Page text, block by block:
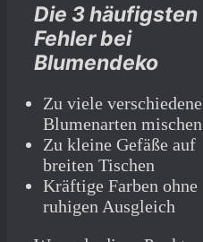
Die 3 häufigsten
Fehler bei
Blumendeko
Zu viele verschiedene
Blumenarten mischen
Zu kleine Gefäße auf
breiten Tischen
Kräftige Farben ohne
ruhigen Ausgleich